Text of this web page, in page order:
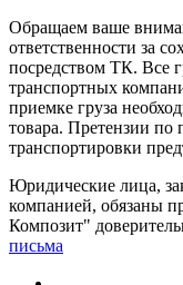
Обращаем ваше
ответственности за
посредством ТК. Все
транспортных
приемке груза
товара. Претензии по
транспортировки
Юридические лица,
компанией, обязаны
Композит"
письма